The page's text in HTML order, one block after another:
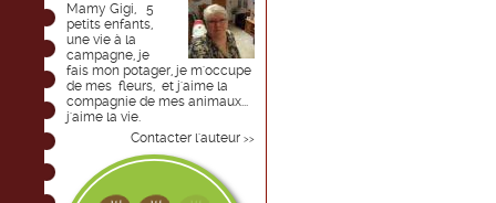
Mamy Gigi, 5
petits enfants,
une vie à la
campagne, je
fais mon potager, je m'occupe
de mes fleurs, et j'aime la
compagnie de mes animaux...
j'aime la vie.
Contacter l'auteur >>